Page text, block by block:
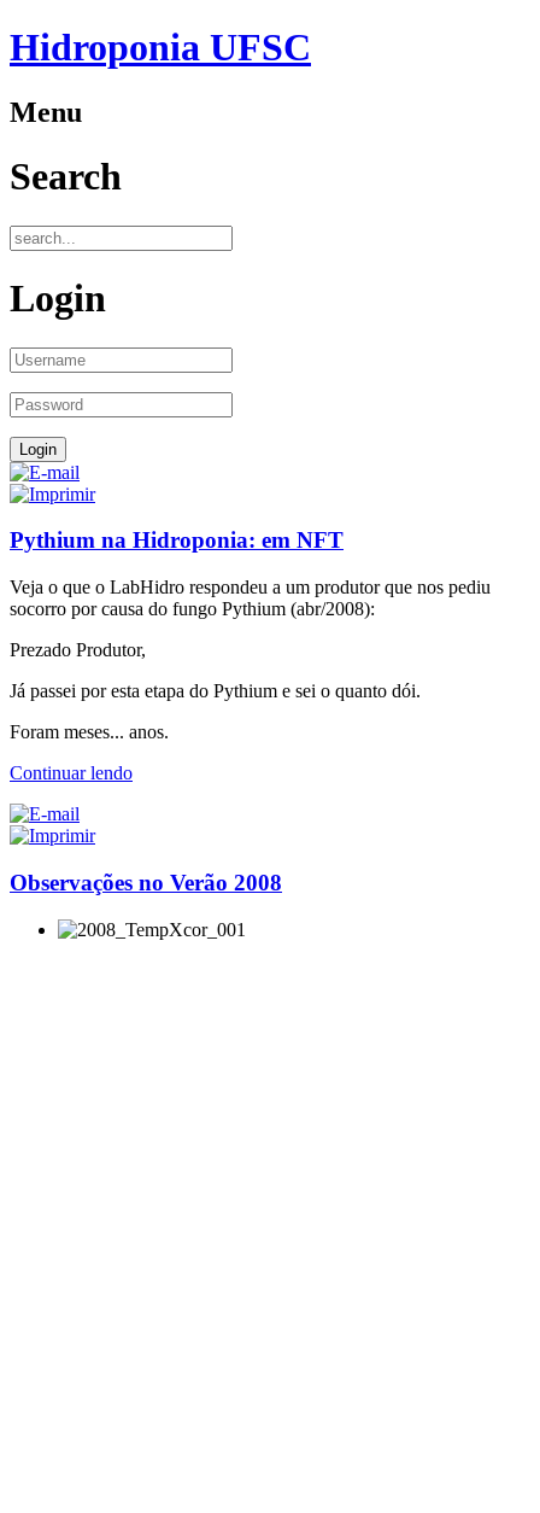
Hidroponia UFSC
Menu
Search
Login
Pythium na Hidroponia: em NFT
Veja o que o LabHidro respondeu a um produtor que nos pediu
socorro por causa do fungo Pythium (abr/2008):
Prezado Produtor,
Já passei por esta etapa do Pythium e sei o quanto dói.
Foram meses... anos.
Continuar lendo
Observações no Verão 2008